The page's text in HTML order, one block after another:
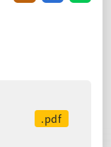
.pdf